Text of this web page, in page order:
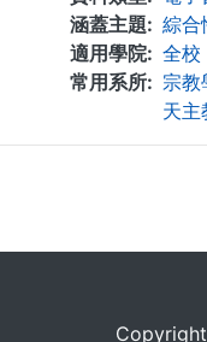
涵蓋主題
綜合
適用學院
全校
常用系所
宗教
天主